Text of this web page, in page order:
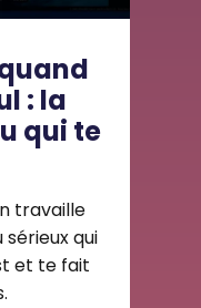
: la
qui te
travaille
sérieux qui
et te fait